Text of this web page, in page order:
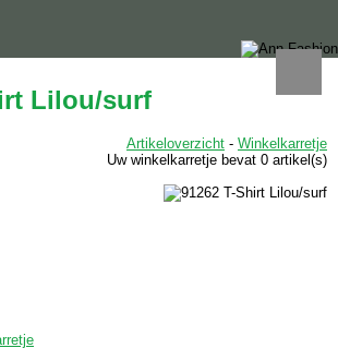
Lilou/surf
Artikeloverzicht - Winkelkarretje
Uw winkelkarretje bevat 0 artikel(s)